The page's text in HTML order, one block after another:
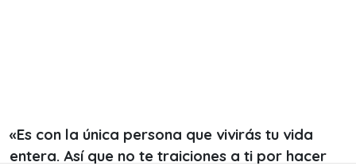
«Es con la única persona que vivirás tu vida
entera. Así que no te traiciones a ti por hacer